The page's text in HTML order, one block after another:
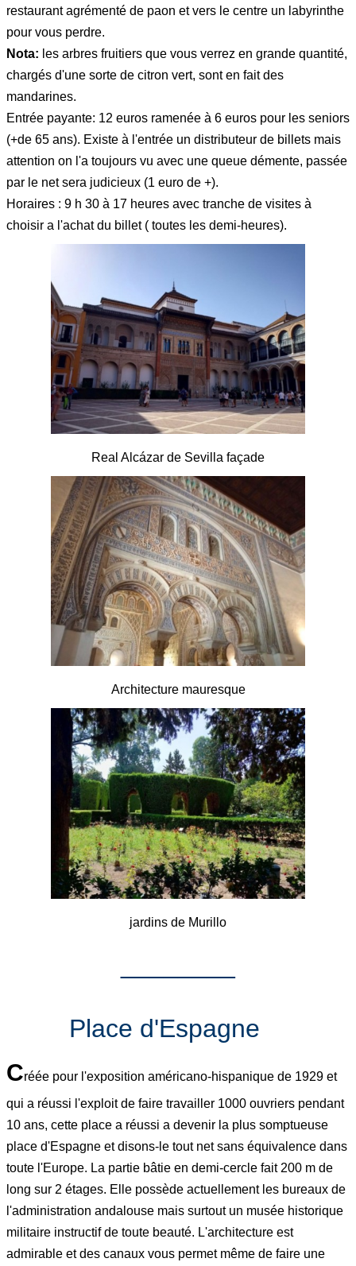
restaurant agrémenté de paon et vers le centre un labyrinthe
pour vous perdre.
Nota: les arbres fruitiers que vous verrez en grande quantité,
chargés d'une sorte de citron vert, sont en fait des
mandarines.
Entrée payante: 12 euros ramenée à 6 euros pour les seniors
(+de 65 ans). Existe à l'entrée un distributeur de billets mais
attention on l'a toujours vu avec une queue démente, passée
par le net sera judicieux (1 euro de +).
Horaires : 9 h 30 à 17 heures avec tranche de visites à
choisir a l'achat du billet ( toutes les demi-heures).
Real Alcázar de Sevilla façade
Architecture mauresque
jardins de Murillo
Place d'Espagne
Créée pour l'exposition américano-hispanique de 1929 et
qui a réussi l'exploit de faire travailler 1000 ouvriers pendant
10 ans, cette place a réussi a devenir la plus somptueuse
place d'Espagne et disons-le tout net sans équivalence dans
toute l'Europe. La partie bâtie en demi-cercle fait 200 m de
long sur 2 étages. Elle possède actuellement les bureaux de
l'administration andalouse mais surtout un musée historique
militaire instructif de toute beauté. L'architecture est
admirable et des canaux vous permet même de faire une